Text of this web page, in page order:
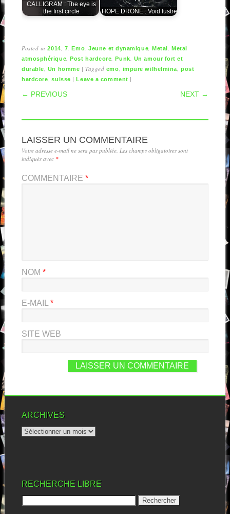
CALLIGRAM : The eye is
the first circle
HOPE DRONE : Void lustre
Posted in2014, 7,Emo,Jeune et dynamique,Metal,Metal
atmosphérique,Post hardcore,Punk, Un amour fort et
durable, Un homme | Tagged emo, impure wilhelmina,post
hardcore,suisse |Leave a comment |
POST NAVIGATION
← PREVIOUS NEXT →
LAISSER UN COMMENTAIRE
Votre adresse e-mail ne sera pas publiée. Les champs obligatoires sont
indiqués avec *
COMMENTAIRE *
NOM *
E-MAIL *
SITE WEB
ARCHIVES
RECHERCHE LIBRE